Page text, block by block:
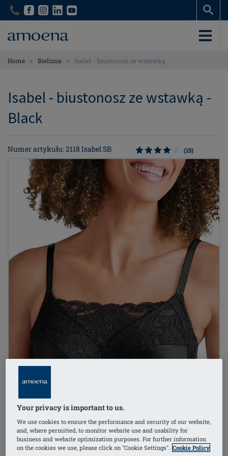
Skip
content
Skip
content
Home > Bielizna > Isabel - biustonosz ze wstawką
Isabel - biustonosz ze wstawką -
Black
Numer artykułu: 2118 Isabel SB (15)
Your privacy is important to us.
We use cookies to ensure the performance and security of our website,
and, where permitted, to monitor website use and usability for
business and website optimization purposes. For further information
on the cookies we use, please click on "Cookie Settings". Cookie Policy